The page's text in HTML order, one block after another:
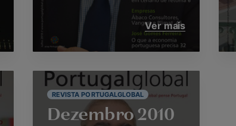
Ver mais
REVISTA PORTUGALGLOBAL
Dezembro 2010